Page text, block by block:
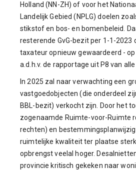
Holland (NN-ZH) of voor het
Landelijk Gebied (NPLG) doelen
stikstof en bos- en bomenbeleid.
resterende GvG-bezit per 1-1-2023
taxateur opnieuw gewaardeerd -
a.d.h.v. de rapportage uit P8 van alle
In 2025 zal naar verwachting een
vastgoedobjecten (die onderdeel
BBL-bezit) verkocht zijn. Door het
zogenaamde Ruimte-voor-Ruimte
rechten) en
ruimtelijke kwaliteit ter plaatse
opbrengst veelal hoger.
provincie kritisch gekeken naar